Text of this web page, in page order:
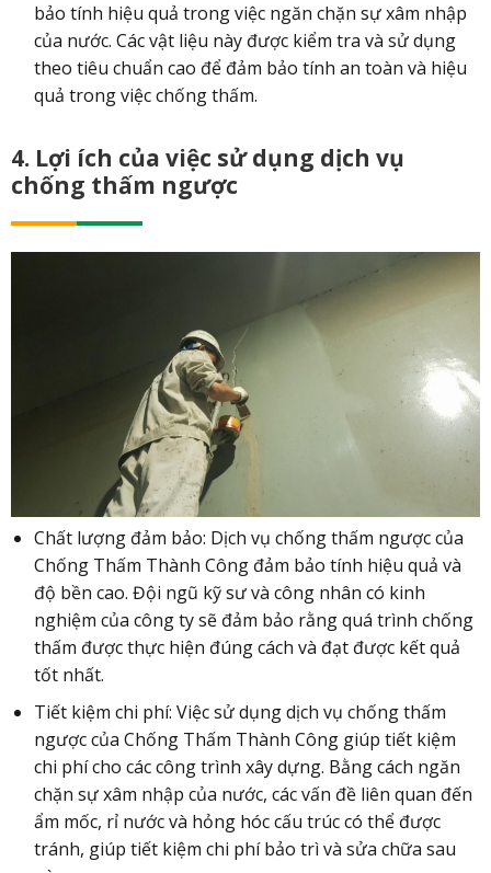
bảo tính hiệu quả trong việc ngăn chặn sự xâm nhập
của nước. Các vật liệu này được kiểm tra và sử dụng
theo tiêu chuẩn cao để đảm bảo tính an toàn và hiệu
quả trong việc chống thấm.
4. Lợi ích của việc sử dụng dịch vụ
chống thấm ngược
Chất lượng đảm bảo: Dịch vụ chống thấm ngược của
Chống Thấm Thành Công đảm bảo tính hiệu quả và
độ bền cao. Đội ngũ kỹ sư và công nhân có kinh
nghiệm của công ty sẽ đảm bảo rằng quá trình chống
thấm được thực hiện đúng cách và đạt được kết quả
tốt nhất.
Tiết kiệm chi phí: Việc sử dụng dịch vụ chống thấm
ngược của Chống Thấm Thành Công giúp tiết kiệm
chi phí cho các công trình xây dựng. Bằng cách ngăn
chặn sự xâm nhập của nước, các vấn đề liên quan đến
ẩm mốc, rỉ nước và hỏng hóc cấu trúc có thể được
tránh, giúp tiết kiệm chi phí bảo trì và sửa chữa sau